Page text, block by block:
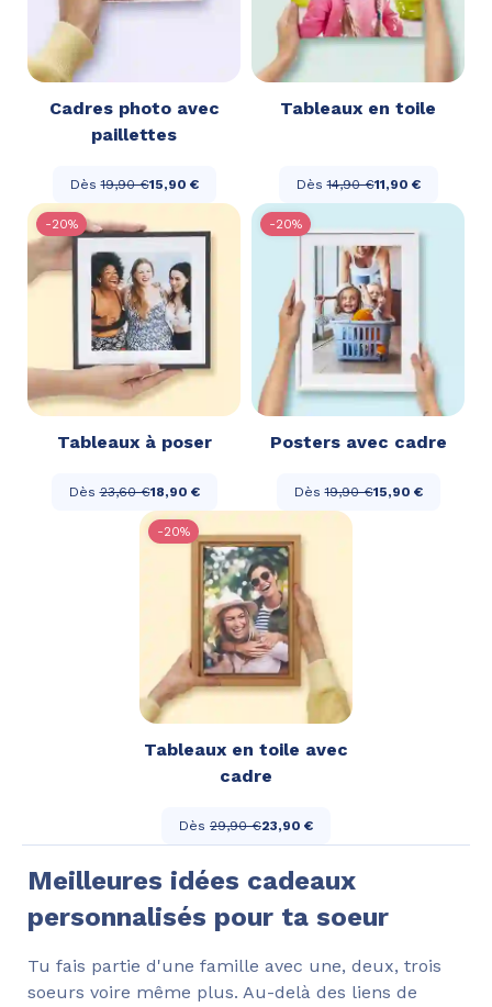
Cadres photo avec
paillettes
Dès19,90 €15,90 €
Tableaux en toile
Dès14,90 €11,90 €
-20%
Tableaux à poser
Dès23,60 €18,90 €
-20%
Posters avec cadre
Dès19,90 €15,90 €
-20%
Tableaux en toile avec
cadre
Dès 29,90 €23,90 €
Meilleures idées cadeaux
personnalisés pour ta soeur
Tu fais partie d'une famille avec une, deux, trois
soeurs voire même plus. Au-delà des liens de